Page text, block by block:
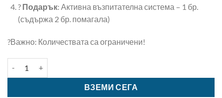
? Подарък: Активна възпитателна система – 1 бр.
(съдържа 2 бр. помагала)
?Важно: Количествата са ограничени!
ВЗЕМИ СЕГА